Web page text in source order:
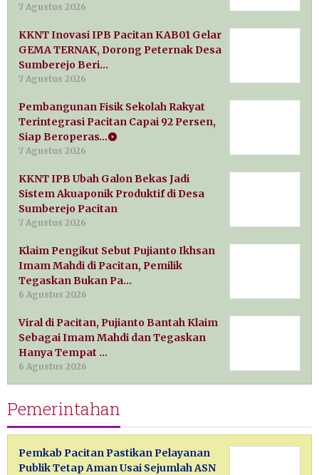
7 Agustus 2026
KKNT Inovasi IPB Pacitan KAB01 Gelar
GEMA TERNAK, Dorong Peternak Desa
Sumberejo Beri…
7 Agustus 2026
Pembangunan Fisik Sekolah Rakyat
Terintegrasi Pacitan Capai 92 Persen,
Siap Beroperas…
7 Agustus 2026
KKNT IPB Ubah Galon Bekas Jadi
Sistem Akuaponik Produktif di Desa
Sumberejo Pacitan
7 Agustus 2026
Klaim Pengikut Sebut Pujianto Ikhsan
Imam Mahdi di Pacitan, Pemilik
Tegaskan Bukan Pa…
6 Agustus 2026
Viral di Pacitan, Pujianto Bantah Klaim
Sebagai Imam Mahdi dan Tegaskan
Hanya Tempat …
6 Agustus 2026
Pemerintahan
Pemkab Pacitan Pastikan Pelayanan
Publik Tetap Aman Usai Sejumlah ASN